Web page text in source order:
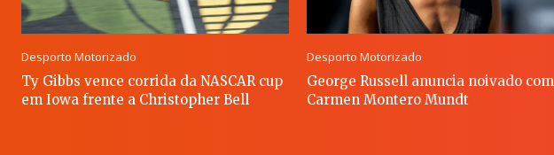
Desporto Motorizado
Ty Gibbs vence corrida da NASCAR cup
em Iowa frente a Christopher Bell
Desporto Motorizado
George Russell anuncia noivado com
Carmen Montero Mundt